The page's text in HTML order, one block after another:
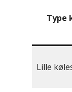
Type
Lille